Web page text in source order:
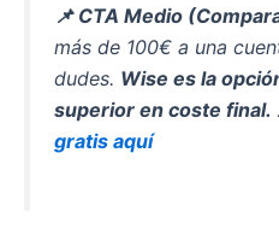
📌 CTA Medio
más de 100€ a una
dudes. Wise es la
superior en coste final.
gratis aquí